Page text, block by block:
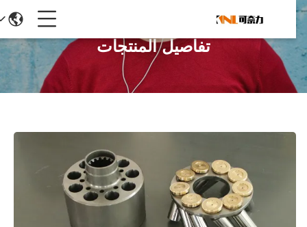
تفاصيل المنتجات